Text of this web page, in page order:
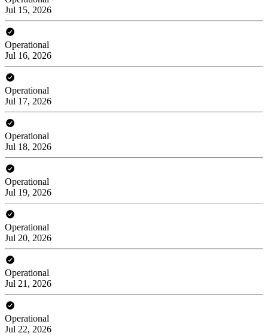
Jul 15, 2026
Operational
Jul 16, 2026
Operational
Jul 17, 2026
Operational
Jul 18, 2026
Operational
Jul 19, 2026
Operational
Jul 20, 2026
Operational
Jul 21, 2026
Operational
Jul 22, 2026